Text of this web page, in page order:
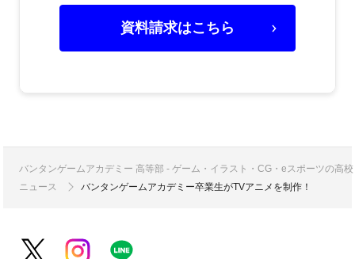
資料請求はこちら
バンタンゲームアカデミー 高等部 - ゲーム・イラスト・CG・eスポーツの高
ニュース
バンタンゲームアカデミー卒業生がTVアニメを制作！